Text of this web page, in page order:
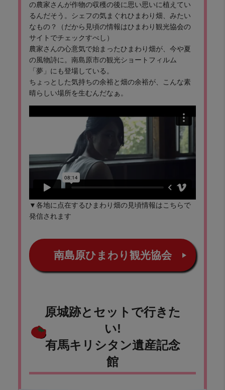
の農家さんが作物の収穫の後に思い思いに植えてい
るんだそう。シェフの気まぐれひまわり畑、みたい
なもの？（だから見頃の情報はひまわり観光協会の
サイトでチェックすべし）
農家さんの心意気で始まったひまわり畑が、今や夏
の風物詩に。南島原市の観光ショートフィルム
「夢」にも登場している。
ちょっとした気持ちの余裕と畑の余裕が、こんな素
晴らしい場所を生むんだなぁ。
▼各地に点在するひまわり畑の見頃情報はこちらで
発信されます
南島原ひまわり観光協会
原城跡とセットで行きた
い!
有馬キリシタン遺産記念
館